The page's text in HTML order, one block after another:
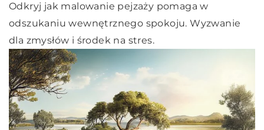
Odkryj jak malowanie pejzaży pomaga w
odszukaniu wewnętrznego spokoju. Wyzwanie
dla zmysłów i środek na stres.